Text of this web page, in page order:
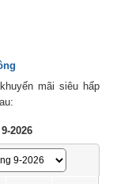
mãi siêu hấp
2026